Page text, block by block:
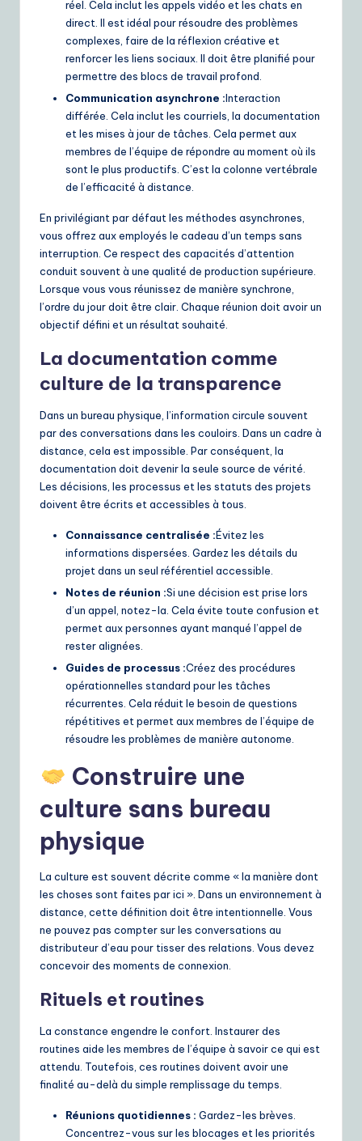
réel. Cela inclut les appels vidéo et les chats en
direct. Il est idéal pour résoudre des problèmes
complexes, faire de la réflexion créative et
renforcer les liens sociaux. Il doit être planifié pour
permettre des blocs de travail profond.
Communication asynchrone :Interaction
différée. Cela inclut les courriels, la documentation
et les mises à jour de tâches. Cela permet aux
membres de l’équipe de répondre au moment où ils
sont le plus productifs. C’est la colonne vertébrale
de l’efficacité à distance.
En privilégiant par défaut les méthodes asynchrones,
vous offrez aux employés le cadeau d’un temps sans
interruption. Ce respect des capacités d’attention
conduit souvent à une qualité de production supérieure.
Lorsque vous vous réunissez de manière synchrone,
l’ordre du jour doit être clair. Chaque réunion doit avoir un
objectif défini et un résultat souhaité.
La documentation comme
culture de la transparence
Dans un bureau physique, l’information circule souvent
par des conversations dans les couloirs. Dans un cadre à
distance, cela est impossible. Par conséquent, la
documentation doit devenir la seule source de vérité.
Les décisions, les processus et les statuts des projets
doivent être écrits et accessibles à tous.
Connaissance centralisée :Évitez les
informations dispersées. Gardez les détails du
projet dans un seul référentiel accessible.
Notes de réunion :Si une décision est prise lors
d’un appel, notez-la. Cela évite toute confusion et
permet aux personnes ayant manqué l’appel de
rester alignées.
Guides de processus :Créez des procédures
opérationnelles standard pour les tâches
récurrentes. Cela réduit le besoin de questions
répétitives et permet aux membres de l’équipe de
résoudre les problèmes de manière autonome.
Construire une
culture sans bureau
physique
La culture est souvent décrite comme « la manière dont
les choses sont faites par ici ». Dans un environnement à
distance, cette définition doit être intentionnelle. Vous
ne pouvez pas compter sur les conversations au
distributeur d’eau pour tisser des relations. Vous devez
concevoir des moments de connexion.
Rituels et routines
La constance engendre le confort. Instaurer des
routines aide les membres de l’équipe à savoir ce qui est
attendu. Toutefois, ces routines doivent avoir une
finalité au-delà du simple remplissage du temps.
Réunions quotidiennes : Gardez-les brèves.
Concentrez-vous sur les blocages et les priorités